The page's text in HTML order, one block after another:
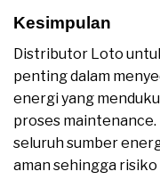
Kesimpulan
Distributor Loto
penting dalam
energi yang
proses
seluruh sumber
aman sehingga